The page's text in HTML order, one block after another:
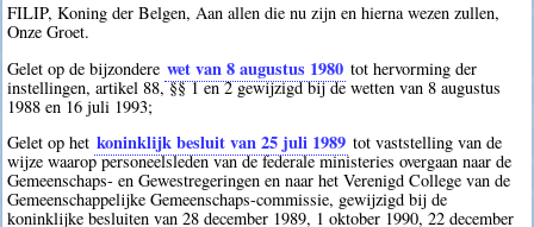
FILIP, Koning der Belgen, Aan allen die nu zijn en hierna wezen zullen,
Onze Groet.
Gelet op de bijzondere wet van 8 augustus 1980 tot hervorming der
instellingen, artikel 88, §§ 1 en 2 gewijzigd bij de wetten van 8 augustus
1988 en 16 juli 1993;
Gelet op het koninklijk besluit van 25 juli 1989 tot vaststelling van de
wijze waarop personeelsleden van de federale ministeries overgaan naar de
Gemeenschaps- en Gewestregeringen en naar het Verenigd College van de
Gemeenschappelijke Gemeenschaps-commissie, gewijzigd bij de
koninklijke besluiten van 28 december 1989, 1 oktober 1990, 22 december